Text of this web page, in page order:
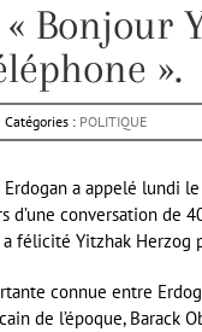
Bonjour
».
Catégories : POLITIQUE
a appelé lundi
d’une conversation de
félicité Yitzhak Herzog
connue entre
de l’époque, Barack